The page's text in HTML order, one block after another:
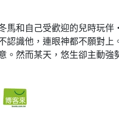
馬和自己受歡迎的兒時玩
認識他，連眼神都不願對
。然而某天，悠生卻主動